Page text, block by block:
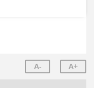
A- A+